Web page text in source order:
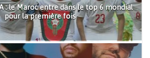
: le Maroc entre dans le top 6 mondial
pour la première fois